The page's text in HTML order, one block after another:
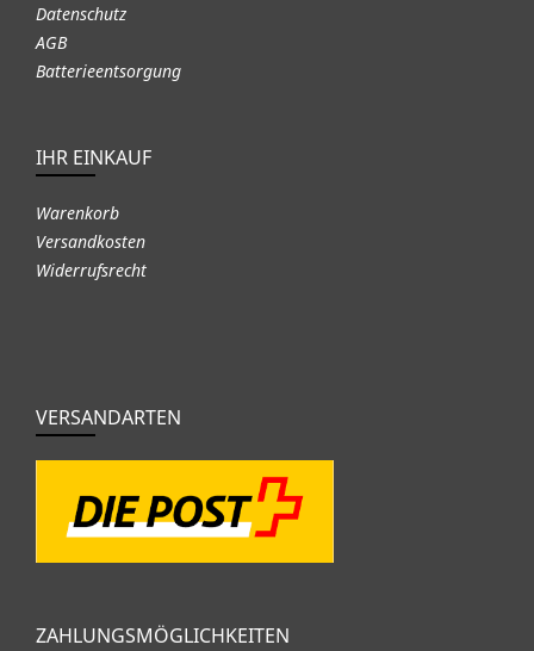
Datenschutz
AGB
Batterieentsorgung
IHR EINKAUF
Warenkorb
Versandkosten
Widerrufsrecht
VERSANDARTEN
ZAHLUNGSMÖGLICHKEITEN